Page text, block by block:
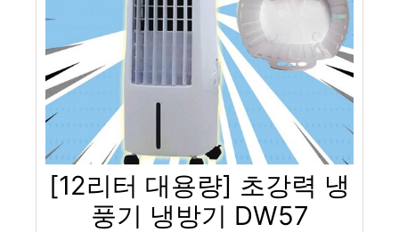
[12리터 대용량] 초강력 냉
풍기 냉방기 DW57